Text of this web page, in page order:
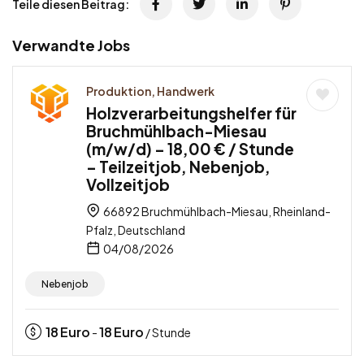
Teile diesen Beitrag:
Verwandte Jobs
Produktion, Handwerk
Holzverarbeitungshelfer für
Bruchmühlbach-Miesau
(m/w/d) – 18,00 € / Stunde
– Teilzeitjob, Nebenjob,
Vollzeitjob
66892 Bruchmühlbach-Miesau, Rheinland-
Pfalz, Deutschland
04/08/2026
Nebenjob
18Euro -18Euro / Stunde